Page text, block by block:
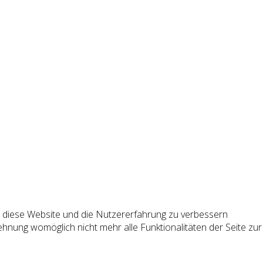
Website und die Nutzererfahrung zu verbessern
womöglich nicht mehr alle Funktionalitäten der Seite zur